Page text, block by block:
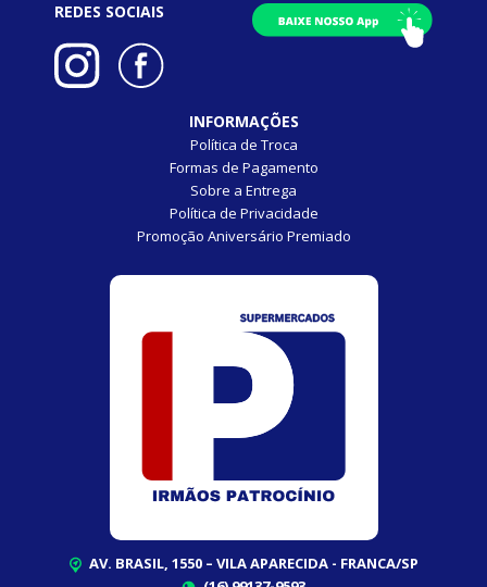
REDES SOCIAIS
INFORMAÇÕES
Política de Troca
Formas de Pagamento
Sobre a Entrega
Política de Privacidade
Promoção Aniversário Premiado
AV. BRASIL, 1550 – VILA APARECIDA - FRANCA/SP